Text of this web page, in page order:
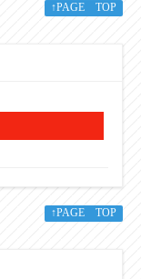
↑PAGE TOP
↑PAGE TOP